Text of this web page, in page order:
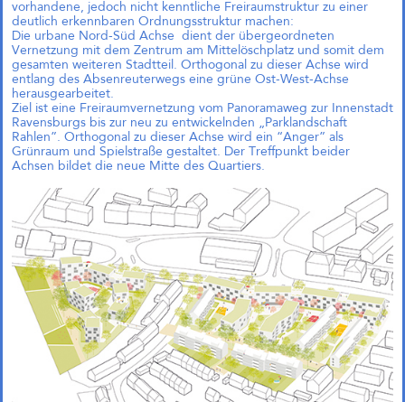
Talk im DAZ: „Wie geht
Wohnraumproduktion
einfach?“
Andreas Krauth diskutiert im Talk
„Wie geht Wohnraumproduktion
einfach?“ im Deutschen
Architekturzentrum (DAZ) am
28.05.2026 um 19 Uhr und stellt
als Input das
kleine Haus vor.
Richtfest für Das große kleine
Haus im Kreativquartier
München
vorhandene, jedoch nicht kenntliche Freiraumstruktur zu einer
deutlich erkennbaren Ordnungsstruktur machen:
Die urbane Nord-Süd Achse dient der übergeordneten
Vernetzung mit dem Zentrum am Mittelöschplatz und somit dem
gesamten weiteren Stadtteil. Orthogonal zu dieser Achse wird
entlang des Absenreuterwegs eine grüne Ost-West-Achse
herausgearbeitet.
Ziel ist eine Freiraumvernetzung vom Panoramaweg zur Innenstadt
Ravensburgs bis zur neu zu entwickelnden „Parklandschaft
Rahlen”. Orthogonal zu dieser Achse wird ein “Anger” als
Grünraum und Spielstraße gestaltet. Der Treffpunkt beider
Achsen bildet die neue Mitte des Quartiers.